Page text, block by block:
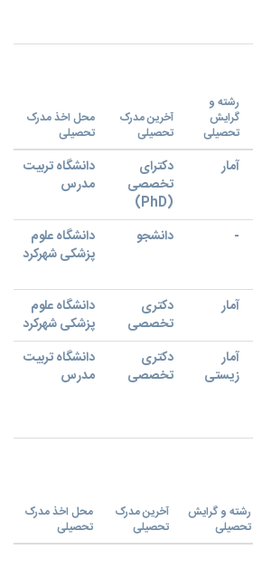
رشته و
گرایش
تحصیلی
آخرین مدرک
تحصیلی
محل اخذ مدرک
تحصیلی
آمار
دکترای
تخصصی
(PhD)
دانشگاه تربیت
مدرس
- دانشجو
دانشگاه علوم
پزشکی شهرکرد
آمار
دکتری
تخصصی
دانشگاه علوم
پزشکی شهرکرد
آمار
زیستی
دکتری
تخصصی
دانشگاه تربیت
مدرس
رشته و گرایش
تحصیلی
آخرین مدرک
تحصیلی
محل اخذ مدرک
تحصیلی